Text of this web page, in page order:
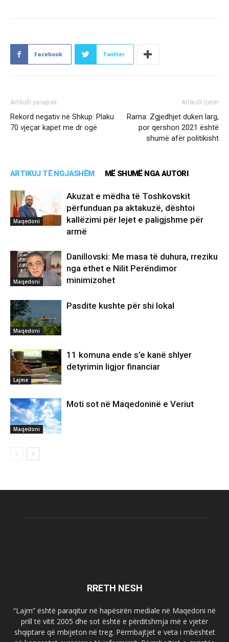
Facebook Twitter
Artikulli paraprak
Rekord negativ në Shkup: Plaku
70 vjeçar kapet me dr ogë
Artikulli tjetër
Rama: Zgjedhjet duken larg,
por qershori 2021 është
shumë afër politikisht
ARTIKUJ TË NGJASHËM MË SHUMË NGA AUTORI
Maqedoni
Akuzat e mëdha të Toshkovskit
përfunduan pa aktakuzë, dështoi
kallëzimi për lejet e paligjshme për
armë
Maqedoni
Danillovski: Me masa të duhura, rreziku
nga ethet e Nilit Perëndimor
minimizohet
Maqedoni
Pasdite kushte për shi lokal
Lajme
11 komuna ende s’e kanë shlyer
detyrimin ligjor financiar
Maqedoni
Moti sot në Maqedoninë e Veriut
RRETH NESH
“Lajm” është paraqitur në hapësirën mediale në Maqedoni në
prill të vitit 2005 dhe sot është e përditshmja më e vjetër
shqiptare që mbijeton në treg. Përmbajtjet e veta i mbështet